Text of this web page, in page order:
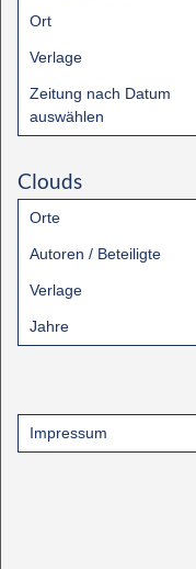
Ort
Verlage
Zeitung nach Datum
auswählen
Clouds
Orte
Autoren / Beteiligte
Verlage
Jahre
Impressum